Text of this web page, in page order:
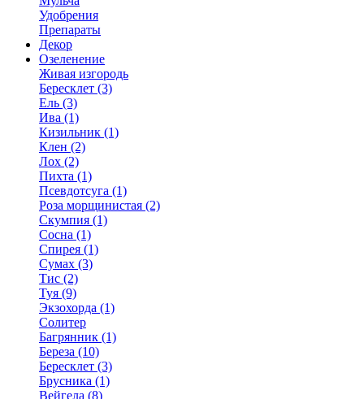
Удобрения
Препараты
Декор
Озеленение
Живая изгородь
Бересклет (3)
Ель (3)
Ива (1)
Кизильник (1)
Клен (2)
Лох (2)
Пихта (1)
Псевдотсуга (1)
Роза морщинистая (2)
Скумпия (1)
Сосна (1)
Спирея (1)
Сумах (3)
Тис (2)
Туя (9)
Экзохорда (1)
Солитер
Багрянник (1)
Береза (10)
Бересклет (3)
Брусника (1)
Вейгела (8)